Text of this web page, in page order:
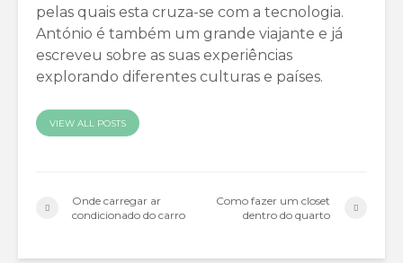
pelas quais esta cruza-se com a tecnologia.
António é também um grande viajante e já
escreveu sobre as suas experiências
explorando diferentes culturas e países.
VIEW ALL POSTS
Onde carregar ar
condicionado do carro
Como fazer um closet
dentro do quarto